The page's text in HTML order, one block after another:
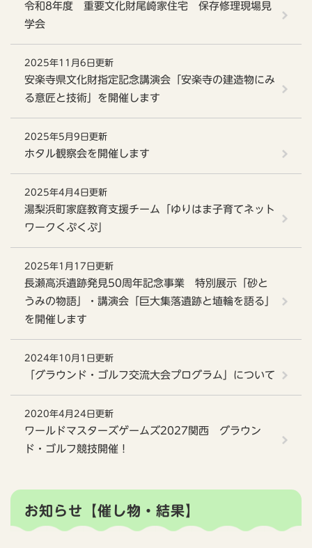
令和8年度 重要文化財尾崎家住宅 保存修理現場見
学会
2025年11月6日更新
安楽寺県文化財指定記念講演会「安楽寺の建造物にみ
る意匠と技術」を開催します
2025年5月9日更新
ホタル観察会を開催します
2025年4月4日更新
湯梨浜町家庭教育支援チーム「ゆりはま子育てネット
ワークくぷくぷ」
2025年1月17日更新
長瀬高浜遺跡発見50周年記念事業 特別展示「砂と
うみの物語」・講演会「巨大集落遺跡と埴輪を語る」
を開催します
2024年10月1日更新
「グラウンド・ゴルフ交流大会プログラム」について
2020年4月24日更新
ワールドマスターズゲームズ2027関西 グラウン
ド・ゴルフ競技開催！
お知らせ【催し物・結果】